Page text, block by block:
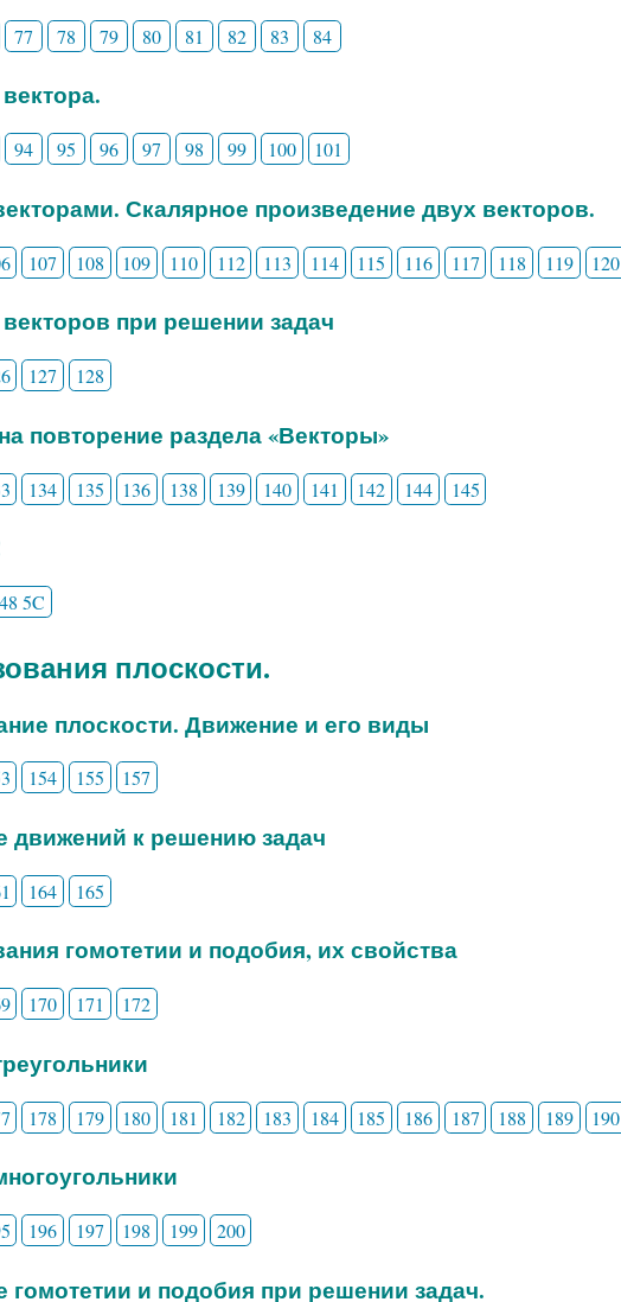
77 78 79 80 81 82 83 84
94 95 96 97 98 99 100 101
Скалярное произведение двух векторов.
107 108 109 110 112 113 114 115 116 117 118 119 120
при решении задач
127 128
повторение раздела «Векторы»
134 135 136 138 139 140 141 142 144 145
5C
плоскости.
плоскости. Движение и его виды
154 155 157
движений к решению задач
164 165
гомотетии и подобия, их свойства
170 171 172
178 179 180 181 182 183 184 185 186 187 188 189 190
196 197 198 199 200
гомотетии и подобия при решении задач.